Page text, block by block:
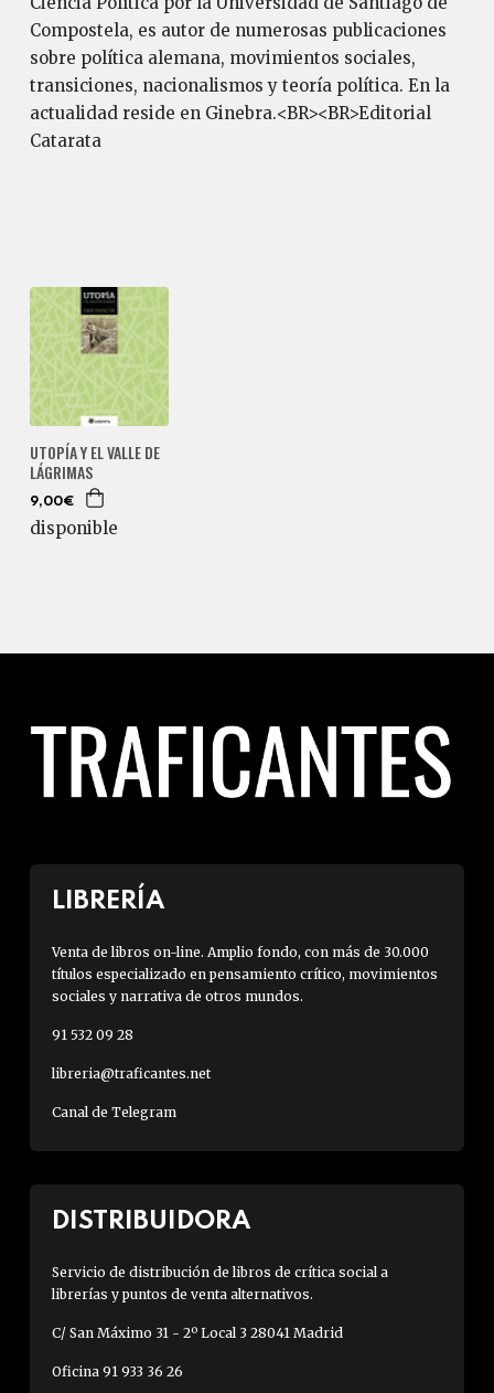
Compostela, es autor de numerosas publicaciones
sobre política alemana, movimientos sociales,
transiciones, nacionalismos y teoría política. En la
actualidad reside en Ginebra.<BR><BR>Editorial
Catarata
UTOPÍA Y EL VALLE DE
LÁGRIMAS
9,00€
disponible
LIBRERÍA
Venta de libros on-line. Amplio fondo, con más de 30.000
títulos especializado en pensamiento crítico, movimientos
sociales y narrativa de otros mundos.
91 532 09 28
libreria@traficantes.net
Canal de Telegram
DISTRIBUIDORA
Servicio de distribución de libros de crítica social a
librerías y puntos de venta alternativos.
C/ San Máximo 31 - 2º Local 3 28041 Madrid
Oficina 91 933 36 26